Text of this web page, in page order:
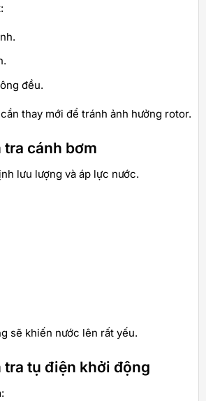
đều.
thay mới để tránh ảnh hưởng rotor.
tra cánh bơm
lưu lượng và áp lực nước.
sẽ khiến nước lên rất yếu.
tra tụ điện khởi động